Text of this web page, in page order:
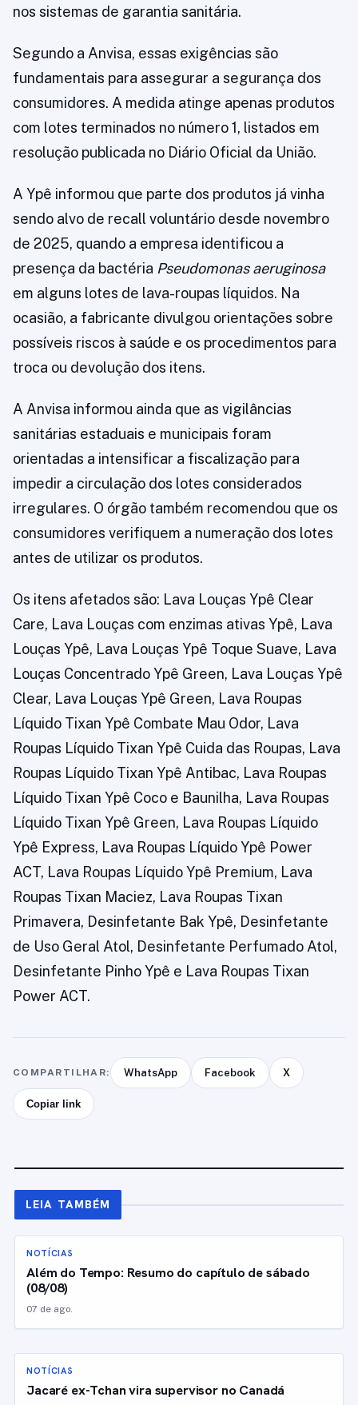
nos sistemas de garantia sanitária.
Segundo a Anvisa, essas exigências são
fundamentais para assegurar a segurança dos
consumidores. A medida atinge apenas produtos
com lotes terminados no número 1, listados em
resolução publicada no Diário Oficial da União.
A Ypê informou que parte dos produtos já vinha
sendo alvo de recall voluntário desde novembro
de 2025, quando a empresa identificou a
presença da bactéria Pseudomonas aeruginosa
em alguns lotes de lava-roupas líquidos. Na
ocasião, a fabricante divulgou orientações sobre
possíveis riscos à saúde e os procedimentos para
troca ou devolução dos itens.
A Anvisa informou ainda que as vigilâncias
sanitárias estaduais e municipais foram
orientadas a intensificar a fiscalização para
impedir a circulação dos lotes considerados
irregulares. O órgão também recomendou que os
consumidores verifiquem a numeração dos lotes
antes de utilizar os produtos.
Os itens afetados são: Lava Louças Ypê Clear
Care, Lava Louças com enzimas ativas Ypê, Lava
Louças Ypê, Lava Louças Ypê Toque Suave, Lava
Louças Concentrado Ypê Green, Lava Louças Ypê
Clear, Lava Louças Ypê Green, Lava Roupas
Líquido Tixan Ypê Combate Mau Odor, Lava
Roupas Líquido Tixan Ypê Cuida das Roupas, Lava
Roupas Líquido Tixan Ypê Antibac, Lava Roupas
Líquido Tixan Ypê Coco e Baunilha, Lava Roupas
Líquido Tixan Ypê Green, Lava Roupas Líquido
Ypê Express, Lava Roupas Líquido Ypê Power
ACT, Lava Roupas Líquido Ypê Premium, Lava
Roupas Tixan Maciez, Lava Roupas Tixan
Primavera, Desinfetante Bak Ypê, Desinfetante
de Uso Geral Atol, Desinfetante Perfumado Atol,
Desinfetante Pinho Ypê e Lava Roupas Tixan
Power ACT.
COMPARTILHAR: WhatsApp Facebook X
Copiar link
LEIA TAMBÉM
NOTÍCIAS
Além do Tempo: Resumo do capítulo de sábado
(08/08)
07 de ago.
NOTÍCIAS
Jacaré ex-Tchan vira supervisor no Canadá